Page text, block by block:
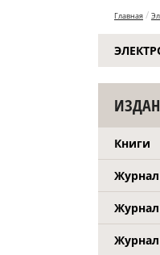
Главная /
Книги
Журнал